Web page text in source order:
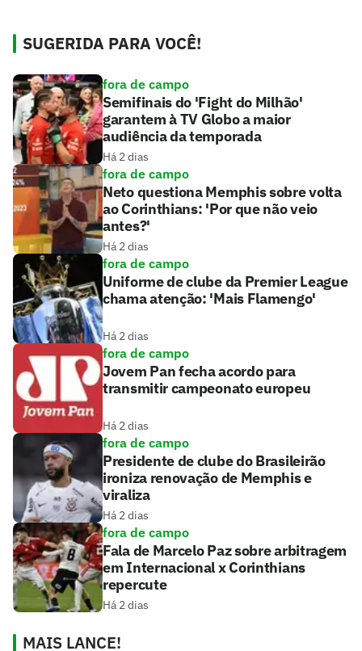
SUGERIDA PARA VOCÊ!
fora de campo
Semifinais do 'Fight do Milhão'
garantem à TV Globo a maior
audiência da temporada
Há 2 dias
fora de campo
Neto questiona Memphis sobre volta
ao Corinthians: 'Por que não veio
antes?'
Há 2 dias
fora de campo
Uniforme de clube da Premier League
chama atenção: 'Mais Flamengo'
Há 2 dias
fora de campo
Jovem Pan fecha acordo para
transmitir campeonato europeu
Há 2 dias
fora de campo
Presidente de clube do Brasileirão
ironiza renovação de Memphis e
viraliza
Há 2 dias
fora de campo
Fala de Marcelo Paz sobre arbitragem
em Internacional x Corinthians
repercute
Há 2 dias
MAIS LANCE!